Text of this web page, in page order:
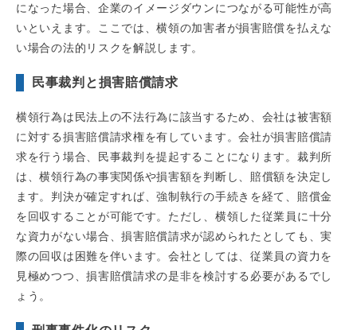
になった場合、企業のイメージダウンにつながる可能性が高
いといえます。ここでは、横領の加害者が損害賠償を払えな
い場合の法的リスクを解説します。
民事裁判と損害賠償請求
横領行為は民法上の不法行為に該当するため、会社は被害額
に対する損害賠償請求権を有しています。会社が損害賠償請
求を行う場合、民事裁判を提起することになります。裁判所
は、横領行為の事実関係や損害額を判断し、賠償額を決定し
ます。判決が確定すれば、強制執行の手続きを経て、賠償金
を回収することが可能です。ただし、横領した従業員に十分
な資力がない場合、損害賠償請求が認められたとしても、実
際の回収は困難を伴います。会社としては、従業員の資力を
見極めつつ、損害賠償請求の是非を検討する必要があるでし
ょう。